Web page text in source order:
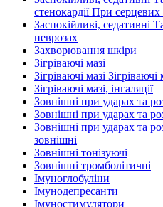
стенокардії При серцевих
Заспокійливі, седативні
неврозах
Захворювання шкіри
Зігріваючі мазі
Зігріваючі мазі Зігріваючі
Зігріваючі мазі, інгаляції
Зовнішні при ударах та
Зовнішні при ударах та
Зовнішні при ударах та
зовнішні
Зовнішні тонізуючі
Зовнішні тромболітичні
Імуноглобуліни
Імунодепресанти
Імуностимулятори